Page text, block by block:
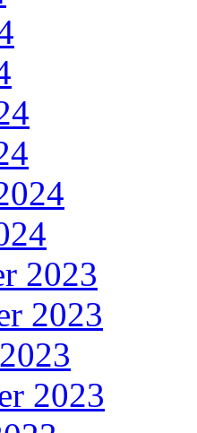
2023
2023
2023